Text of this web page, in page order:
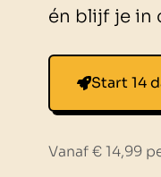
én blijf je in
Start 14
Vanaf € 14,99